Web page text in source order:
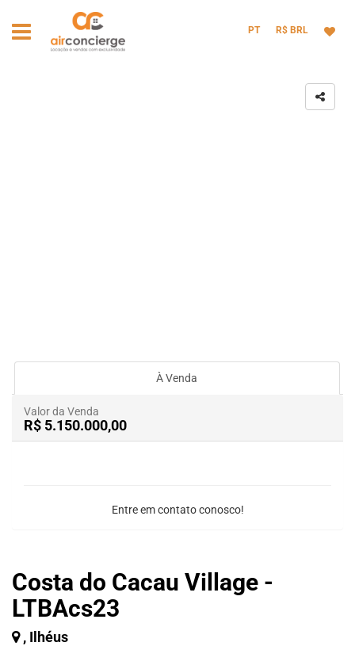
PT R$ BRL
Costa do Cacau Village -
LTBAcs23
, Ilhéus
À Venda
Valor da Venda
R$ 5.150.000,00
Entre em contato conosco!